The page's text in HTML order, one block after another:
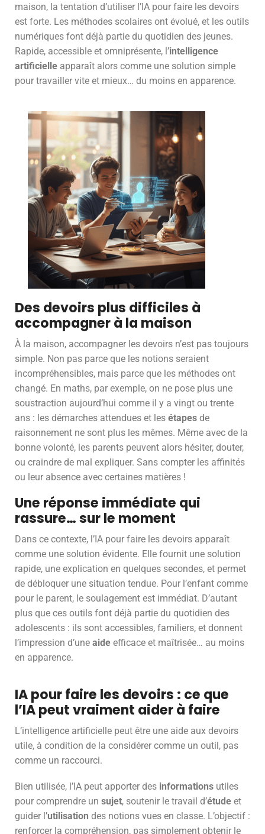
maison, la tentation d’utiliser l’IA pour faire les devoirs
est forte. Les méthodes scolaires ont évolué, et les outils
numériques font déjà partie du quotidien des jeunes.
Rapide, accessible et omniprésente, l’intelligence
artificielle apparaît alors comme une solution simple
pour travailler vite et mieux… du moins en apparence.
Des devoirs plus difficiles à
accompagner à la maison
À la maison, accompagner les devoirs n’est pas toujours
simple. Non pas parce que les notions seraient
incompréhensibles, mais parce que les méthodes ont
changé. En maths, par exemple, on ne pose plus une
soustraction aujourd’hui comme il y a vingt ou trente
ans : les démarches attendues et les étapes de
raisonnement ne sont plus les mêmes. Même avec de la
bonne volonté, les parents peuvent alors hésiter, douter,
ou craindre de mal expliquer. Sans compter les affinités
ou leur absence avec certaines matières !
Une réponse immédiate qui
rassure… sur le moment
Dans ce contexte, l’IA pour faire les devoirs apparaît
comme une solution évidente. Elle fournit une solution
rapide, une explication en quelques secondes, et permet
de débloquer une situation tendue. Pour l’enfant comme
pour le parent, le soulagement est immédiat. D’autant
plus que ces outils font déjà partie du quotidien des
adolescents : ils sont accessibles, familiers, et donnent
l’impression d’une aide efficace et maîtrisée… au moins
en apparence.
IA pour faire les devoirs : ce que
l’IA peut vraiment aider à faire
L’intelligence artificielle peut être une aide aux devoirs
utile, à condition de la considérer comme un outil, pas
comme un raccourci.
Bien utilisée, l’IA peut apporter des informations utiles
pour comprendre un sujet, soutenir le travail d’étude et
guider l’utilisation des notions vues en classe. L’objectif :
renforcer la compréhension, pas simplement obtenir le